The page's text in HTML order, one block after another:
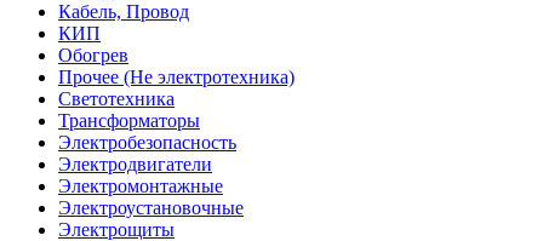
Кабель, Провод
КИП
Обогрев
Прочее (Не электротехника)
Светотехника
Трансформаторы
Электробезопасность
Электродвигатели
Электромонтажные
Электроустановочные
Электрощиты